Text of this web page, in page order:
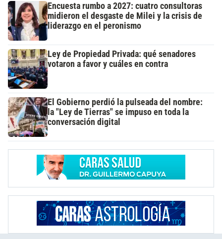
Encuesta rumbo a 2027: cuatro consultoras
midieron el desgaste de Milei y la crisis de
liderazgo en el peronismo
Ley de Propiedad Privada: qué senadores
votaron a favor y cuáles en contra
El Gobierno perdió la pulseada del nombre:
la "Ley de Tierras" se impuso en toda la
conversación digital